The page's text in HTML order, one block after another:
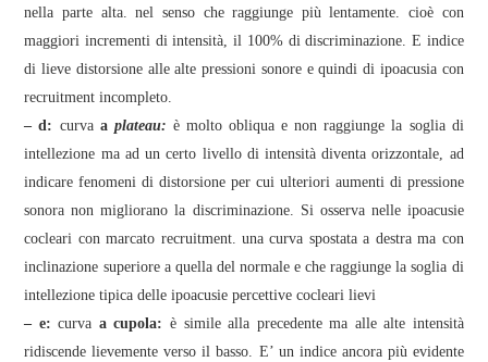
nella parte alta. nel senso che raggiunge più lentamente. cioè con
maggiori incrementi di intensità, il 100% di discriminazione. E indice
di lieve distorsione alle alte pressioni sonore e quindi di ipoacusia con
recruitment incompleto.
– d: curva a plateau: è molto obliqua e non raggiunge la soglia di
intellezione ma ad un certo livello di intensità diventa orizzontale, ad
indicare fenomeni di distorsione per cui ulteriori aumenti di pressione
sonora non migliorano la discriminazione. Si osserva nelle ipoacusie
cocleari con marcato recruitment. una curva spostata a destra ma con
inclinazione superiore a quella del normale e che raggiunge la soglia di
intellezione tipica delle ipoacusie percettive cocleari lievi
– e: curva a cupola: è simile alla precedente ma alle alte intensità
ridiscende lievemente verso il basso. E’ un indice ancora più evidente